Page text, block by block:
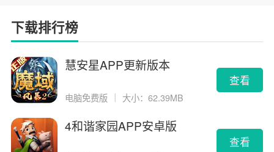
下载排行榜
慧安星APP更新版本
电脑免费版 ｜ 大小：62.39MB
查看
4和谐家园APP安卓版
查看